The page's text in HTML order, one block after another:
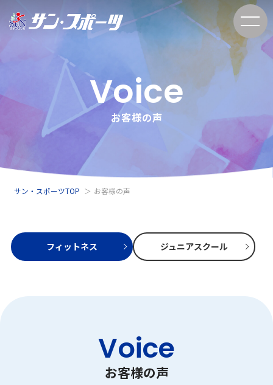
Voice
お客様の声
サン・スポーツTOP お客様の声
フィットネス ジュニアスクール
Voice
お客様の声